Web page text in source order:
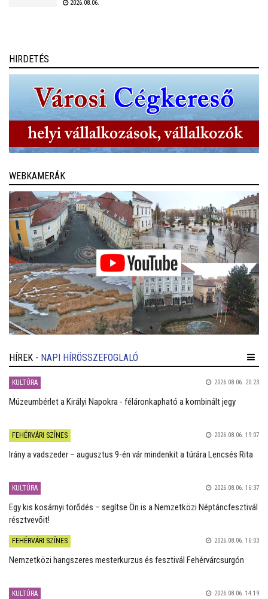
2026.08.06.
HIRDETÉS
WEBKAMERÁK
HÍREK - NAPI HÍRÖSSZEFOGLALÓ
KULTÚRA 2026.08.06. 20:23
Múzeumbérlet a Királyi Napokra - féláronkapható a kombinált jegy
FEHÉRVÁRI SZÍNES 2026.08.06. 19:07
Irány a vadszeder – augusztus 9-én vár mindenkit a túrára Lencsés Rita
KULTÚRA 2026.08.06. 16:37
Egy kis kosárnyi törődés – segítse Ön is a Nemzetközi Néptáncfesztivál
résztvevőit!
FEHÉRVÁRI SZÍNES 2026.08.06. 16:03
Nemzetközi hangszeres mesterkurzus és fesztivál Fehérvárcsurgón
KULTÚRA 2026.08.06. 14:19